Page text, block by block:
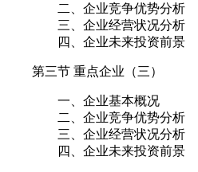
二、企业竞争优势分析
三、企业经营状况分析
四、企业未来投资前景
第三节 重点企业（三）
一、企业基本概况
二、企业竞争优势分析
三、企业经营状况分析
四、企业未来投资前景